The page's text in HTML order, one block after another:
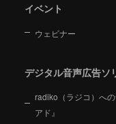
イベント
ウェビナー
デジタル音声広告ソ
radiko（ラジコ）へ
アド』